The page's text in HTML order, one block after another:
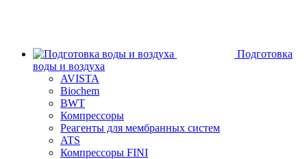
Подготовка
воды и воздуха
AVISTA
Biochem
BWT
Компрессоры
Реагенты для мембранных систем
ATS
Компрессоры FINI